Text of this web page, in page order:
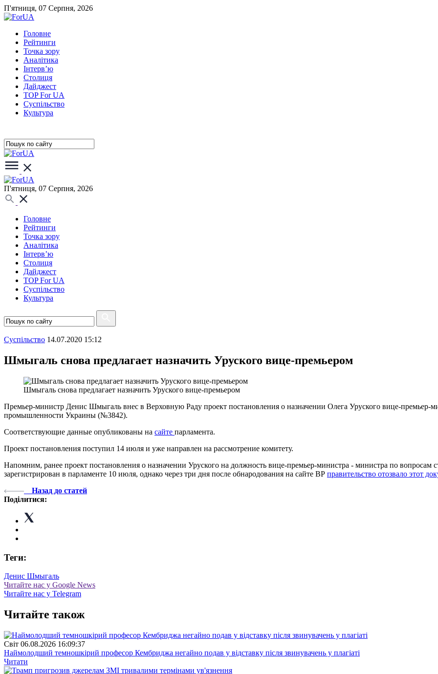
П'ятниця, 07 Серпня, 2026
Головне
Рейтинги
Точка зору
Аналітика
Інтерв’ю
Столиця
Дайджест
TOP For UA
Суспiльство
Культура
П'ятниця, 07 Серпня, 2026
Головне
Рейтинги
Точка зору
Аналітика
Інтерв’ю
Столиця
Дайджест
TOP For UA
Суспiльство
Культура
Суспiльство 14.07.2020 15:12
Шмыгаль снова предлагает назначить Уруского вице-премьером
Шмыгаль снова предлагает назначить Уруского вице-премьером
Премьер-министр Денис Шмыгаль внес в Верховную Раду проект постановления о назначении Олега Уруского вице-премьер-
промышленности Украины (№3842).
Соответствующие данные опубликованы на сайте парламента.
Проект постановления поступил 14 июля и уже направлен на рассмотрение комитету.
Напомним, ранее проект постановления о назначении Уруского на должность вице-премьер-министра - министра по
зарегистрирован в парламенте 10 июля, однако через три дня после обнародования на сайте ВР правительство отозвало этот
Назад до статей
Поділитися:
Теги:
Денис Шмыгаль
Читайте нас у Google News
Читайте нас у Telegram
Читайте також
Свiт 06.08.2026 16:09:37
Наймолодший темношкірий професор Кембриджа негайно подав у відставку після звинувачень у плагіаті
Читати